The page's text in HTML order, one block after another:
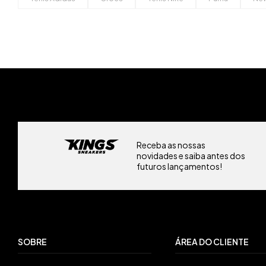
Receba as nossas
novidades e saiba antes dos
futuros lançamentos!
SOBRE ÁREA DO CLIENTE